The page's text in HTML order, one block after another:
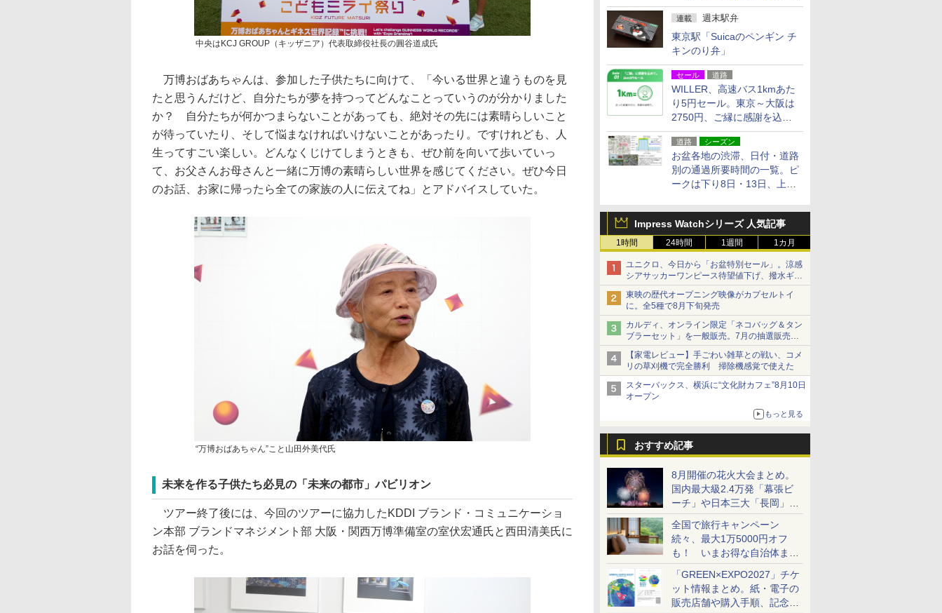
水ギアショーツは1990円に
連載 週末駅弁
東京駅「Suicaのペンギン チ
キンのり弁」
セール 道路
WILLER、高速バス1kmあた
り5円セール。東京～大阪は
2750円、ご縁に感謝を込め
た20周年記念キャンペーン
道路 シーズン
お盆各地の渋滞、日付・道路
別の通過所要時間の一覧。ピ
ークは下り8日・13日、上り
Impress Watchシリーズ 人気記事
1時間 24時間 1週間 1カ月
ユニクロ、今日から「お盆特別セール」。涼感
シアサッカーワンピース待望値下げ、撥水ギア
ショーツは1990円に
東映の歴代オープニング映像がカプセルトイ
に。全5種で8月下旬発売
カルディ、オンライン限定「ネコバッグ＆タン
ブラーセット」を一般販売。7月の抽選販売の
当選無効分
【家電レビュー】手ごわい雑草との戦い、コメ
リの草刈機で完全勝利 掃除機感覚で使えた
スターバックス、横浜に“文化財カフェ”8月10日
オープン
もっと見る
おすすめ記事
8月開催の花火大会まとめ。
国内最大級2.4万発「幕張ビ
ーチ」や日本三大「長岡」な
ど大型イベント目白押し！
全国で旅行キャンペーン
続々、最大1万5000円オフ
も！ いまお得な自治体まと
め
「GREEN×EXPO2027」チケ
ット情報まとめ。紙・電子の
販売店舗や購入手順、記念チ
中央はKCJ GROUP（キッザニア）代表取締役社長の圓谷道成氏
万博おばあちゃんは、参加した子供たちに向けて、「今いる世界と違うものを見
たと思うんだけど、自分たちが夢を持つってどんなことっていうのが分かりました
か？ 自分たちが何かつまらないことがあっても、絶対その先には素晴らしいこと
が待っていたり、そして悩まなければいけないことがあったり。ですけれども、人
生ってすごい楽しい。どんなくじけてしまうときも、ぜひ前を向いて歩いていっ
て、お父さんお母さんと一緒に万博の素晴らしい世界を感じてください。ぜひ今日
のお話、お家に帰ったら全ての家族の人に伝えてね」とアドバイスしていた。
“万博おばあちゃん”こと山田外美代氏
未来を作る子供たち必見の「未来の都市」パビリオン
ツアー終了後には、今回のツアーに協力したKDDI ブランド・コミュニケーショ
ン本部 ブランドマネジメント部 大阪・関西万博準備室の室伏宏通氏と西田清美氏に
お話を伺った。